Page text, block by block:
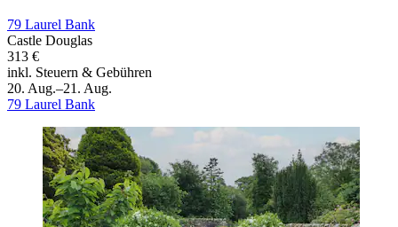
79 Laurel Bank
Castle Douglas
313 €
inkl. Steuern & Gebühren
20. Aug.–21. Aug.
79 Laurel Bank